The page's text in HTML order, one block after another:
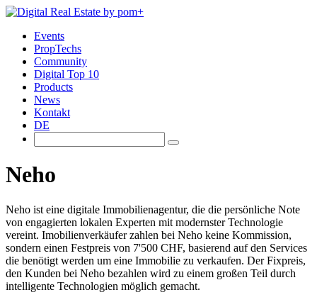
Events
PropTechs
Community
Digital Top 10
Products
News
Kontakt
DE
Neho
Neho ist eine digitale Immobilienagentur, die die persönliche Note
von engagierten lokalen Experten mit modernster Technologie
vereint. Imobilienverkäufer zahlen bei Neho keine Kommission,
sondern einen Festpreis von 7'500 CHF, basierend auf den Services
die benötigt werden um eine Immobilie zu verkaufen. Der Fixpreis,
den Kunden bei Neho bezahlen wird zu einem großen Teil durch
intelligente Technologien möglich gemacht.